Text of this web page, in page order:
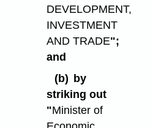
DEVELOPMENT,
INVESTMENT
AND TRADE";
and
(b) by
striking out
"Minister of